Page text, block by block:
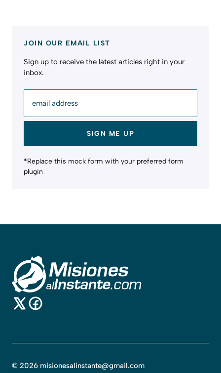
JOIN OUR EMAIL LIST
Sign up to receive the latest articles right in your
inbox.
email address
SIGN ME UP
*Replace this mock form with your preferred form
plugin
© 2026 misionesalinstante@gmail.com